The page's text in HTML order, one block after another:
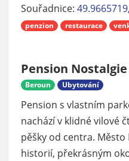
Souřadnice:
penzion restaurace
Pension Nostalgie
Beroun Ubytování
Pension s vlastním
nachází v klidné vilové
pěšky od centra.
historií, překrásným